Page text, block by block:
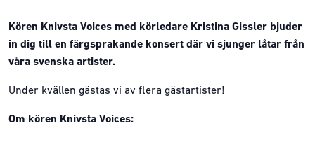
Kören Knivsta Voices med körledare Kristina Gissler bjuder
in dig till en färgsprakande konsert där vi sjunger låtar från
våra svenska artister.
Under kvällen gästas vi av flera gästartister!
Om kören Knivsta Voices: